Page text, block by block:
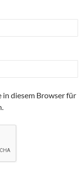
diesem Browser für